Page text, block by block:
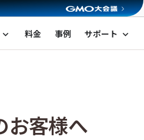
expand_more 料金 事例 サポート expand_more
お客様へ